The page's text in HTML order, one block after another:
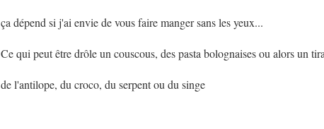
ça dépend si j'ai envie de vous faire manger sans les yeux...
Ce qui peut être drôle un couscous, des pasta bolognaises ou alors un
de l'antilope, du croco, du serpent ou du singe